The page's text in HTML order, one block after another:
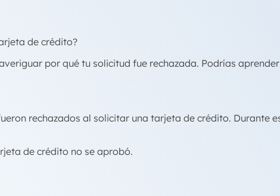
de crédito?
por qué tu solicitud fue rechazada. Podrías
rechazados al solicitar una tarjeta de crédito. Durante
de crédito no se aprobó.